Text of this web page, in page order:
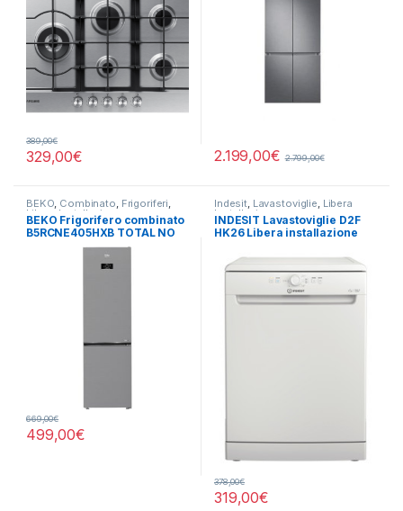
329,00€
389,00€
2.199,00€ 2.799,00€
BEKO, Combinato, Frigoriferi,
Libera Installazione
BEKO Frigorifero combinato
B5RCNE405HXB TOTAL NO
499,00€
669,00€
Indesit, Lavastoviglie, Libera
Installazione
INDESIT Lavastoviglie D2F
HK26 Libera installazione
319,00€
378,00€